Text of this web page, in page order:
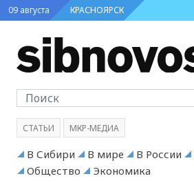
09 августа КРАСНОЯРСК
СТАТЬИ МКР-МЕДИА
В Сибири В мире В России
Общество
Экономика